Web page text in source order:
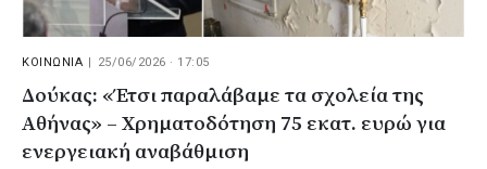
ΚΟΙΝΩΝΙΑ 25/06/2026 · 17:05
Δούκας: «Έτσι παραλάβαμε τα σχολεία της
Αθήνας» – Χρηματοδότηση 75 εκατ. ευρώ για
ενεργειακή αναβάθμιση